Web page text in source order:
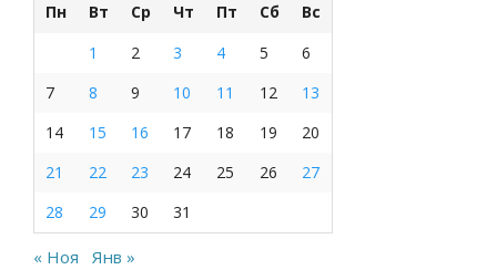
Пн Вт Ср Чт Пт Сб
Вс
1
2 3 4 5
6
7
8 9 10 11 12
13
14
15 16 17 18 19
20
21
22 23 24 25 26
27
28
29 30 31
« Ноя Янв »